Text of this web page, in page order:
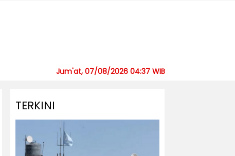
Jum'at, 07/08/2026 04:37 WIB
TERKINI